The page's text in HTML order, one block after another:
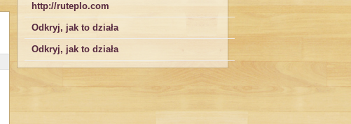
http://ruteplo.com
Odkryj, jak to działa
Odkryj, jak to działa